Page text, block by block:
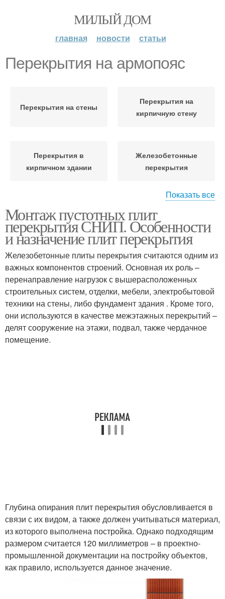
МИЛЫЙ ДОМ
главная новости статьи
Перекрытия на армопояс
Перекрытия на стены
Перекрытия на
кирпичную стену
Перекрытия в
кирпичном здании
Железобетонные
перекрытия
пустотами
Показать все
Монтаж пустотных плит
перекрытия СНИП. Особенности
и назначение плит перекрытия
Железобетонные плиты перекрытия считаются одним из
важных компонентов строений. Основная их роль –
перенаправление нагрузок с вышерасположенных
строительных систем, отделки, мебели, электробытовой
техники на стены, либо фундамент здания . Кроме того,
они используются в качестве межэтажных перекрытий –
делят сооружение на этажи, подвал, также чердачное
помещение.
Глубина опирания плит перекрытия обусловливается в
связи с их видом, а также должен учитываться материал,
из которого выполнена постройка. Однако подходящим
размером считается 120 миллиметров – в проектно-
промышленной документации на постройку объектов,
как правило, используется данное значение.